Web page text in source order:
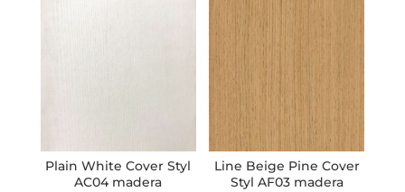
Plain White Cover Styl
AC04 madera
Line Beige Pine Cover
Styl AF03 madera